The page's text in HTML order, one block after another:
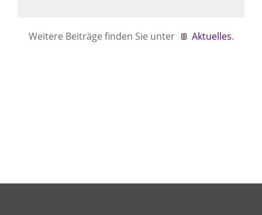
Weitere Beiträge finden Sie unter Aktuelles.